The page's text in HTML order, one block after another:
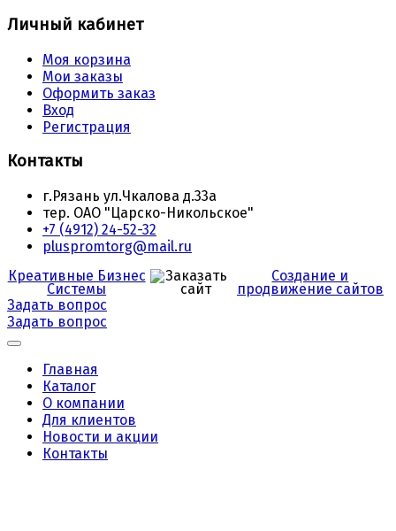
Личный кабинет
Моя корзина
Мои заказы
Оформить заказ
Вход
Регистрация
Контакты
г.Рязань ул.Чкалова д.33а
тер. ОАО "Царско-Никольское"
+7 (4912) 24-52-32
pluspromtorg@mail.ru
Креативные Бизнес
Системы
Создание и
продвижение сайтов
Задать вопрос
Задать вопрос
Главная
Каталог
О компании
Для клиентов
Новости и акции
Контакты